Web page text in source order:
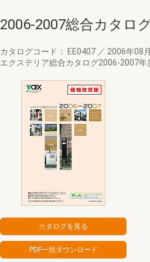
2006-2007総合カタロ
カタログコード： EE0407 ／ 2006年08月
エクステリア総合カタログ2006-2007年